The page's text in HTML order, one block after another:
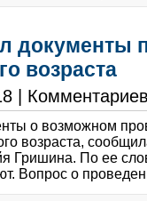
документы
возраста
|
о возможном
возраста,
Гришина. По ее
Вопрос о